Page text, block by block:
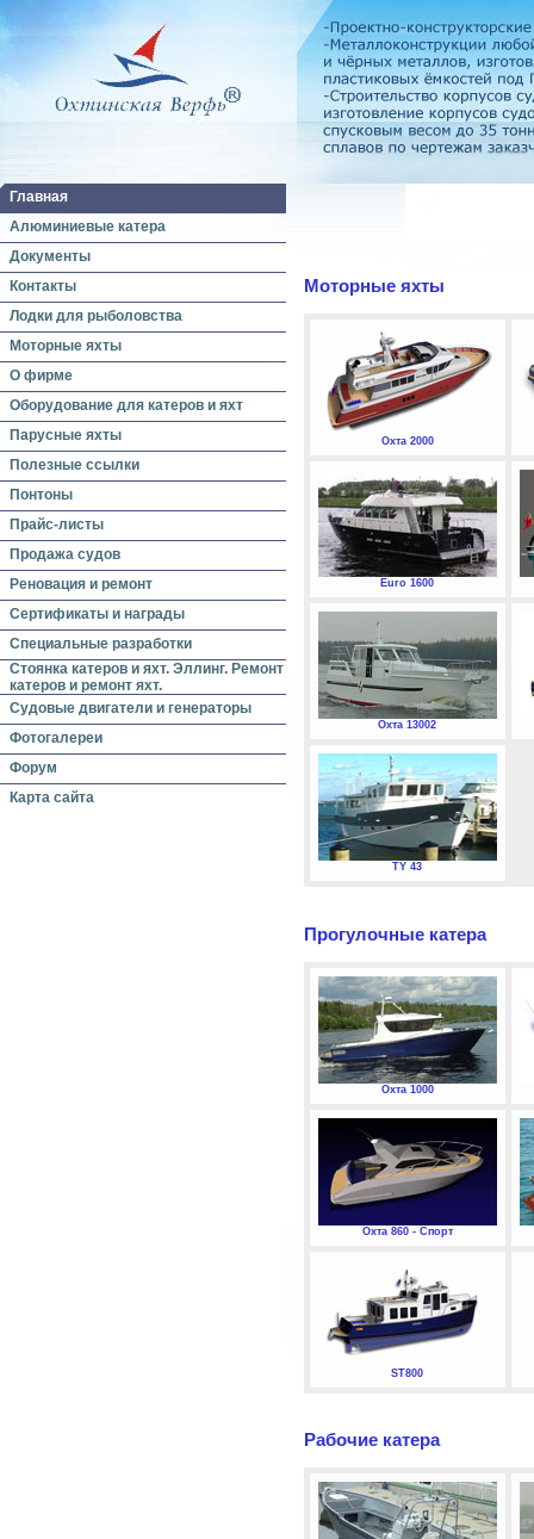
Главная
Алюминиевые катера
Документы
Контакты
Лодки для рыболовства
Моторные яхты
О фирме
Оборудование для катеров и яхт
Парусные яхты
Полезные ссылки
Понтоны
Прайс-листы
Продажа судов
Реновация и ремонт
Сертификаты и награды
Специальные разработки
Стоянка катеров и яхт. Эллинг. Ремонт
катеров и ремонт яхт.
Судовые двигатели и генераторы
Фотогалереи
Форум
Карта сайта
Моторные яхты
Охта 2000
Euro 1600
Охта 13002
TY 43
Прогулочные катера
Охта 1000
Охта 860 - Спорт
ST800
Рабочие катера